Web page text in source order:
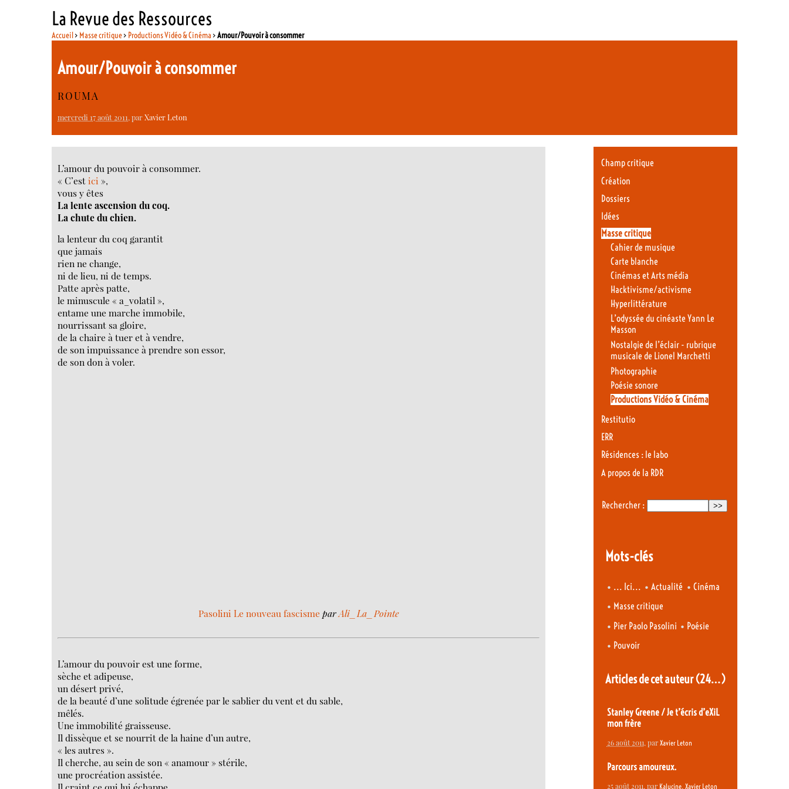
La Revue des Ressources
Accueil> Masse critique> Productions Vidéo & Cinéma >Amour/Pouvoir à consommer
Amour/Pouvoir à consommer
ROUMA
mercredi 17 août 2011, parXavier Leton
L’amour du pouvoir à consommer.
« C’estici »,
vous y êtes
La lente ascension du coq.
La chute du chien.
la lenteur du coq garantit
que jamais
rien ne change,
ni de lieu, ni de temps.
Patte après patte,
le minuscule « a_volatil »,
entame une marche immobile,
nourrissant sa gloire,
de la chaire à tuer et à vendre,
de son impuissance à prendre son essor,
de son don à voler.
Pasolini Le nouveau fascisme parAli_La_Pointe
L’amour du pouvoir est une forme,
sèche et adipeuse,
un désert privé,
de la beauté d’une solitude égrenée par le sablier du vent et du sable,
mêlés.
Une immobilité graisseuse.
Il dissèque et se nourrit de la haine d’un autre,
« les autres ».
Il cherche, au sein de son « anamour » stérile,
une procréation assistée.
Champ critique
Création
Dossiers
Idées
Masse critique
Cahier de musique
Carte blanche
Cinémas et Arts média
Hacktivisme/activisme
Hyperlittérature
L’odyssée du cinéaste Yann Le
Masson
Nostalgie de l’éclair - rubrique
musicale de Lionel Marchetti
Photographie
Poésie sonore
Productions Vidéo & Cinéma
Restitutio
ERR
Résidences : le labo
A propos de la RDR
Rechercher :
Mots-clés
• ... Ici... •Actualité • Cinéma
• Masse critique
• Pier Paolo Pasolini • Poésie
• Pouvoir
Articles de cet auteur(24…)
Stanley Greene / Je t’écris d’eXiL
mon frère
26 août 2011, par Xavier Leton
Parcours amoureux.
25 août 2011, par Kalucine, Xavier Leton